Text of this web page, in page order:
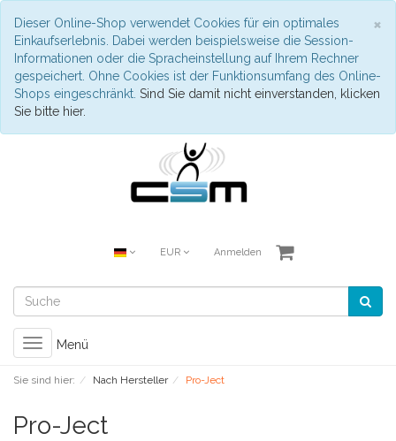
×
Dieser Online-Shop verwendet Cookies für ein optimales
Einkaufserlebnis. Dabei werden beispielsweise die Session-
Informationen oder die Spracheinstellung auf Ihrem Rechner
gespeichert. Ohne Cookies ist der Funktionsumfang des Online-
Shops eingeschränkt. Sind Sie damit nicht einverstanden, klicken
Sie bitte hier.
EUR Anmelden
Toggle
navigation
Menü
Sie sind hier: Nach Hersteller Pro-Ject
Pro-Ject